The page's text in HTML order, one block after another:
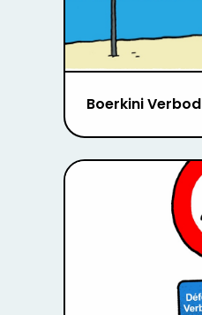
Boerkini Verbod